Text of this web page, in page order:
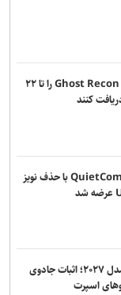
بازیکنان می‌توانند بازی Ghost Recon را تا ۲۲
کنند
نسل دوم هدفون QuietComfort با حذف نویز
کوروت گرند اسپرت X مدل ۲۰۲۷؛ اثبات جادوی
اسپرت